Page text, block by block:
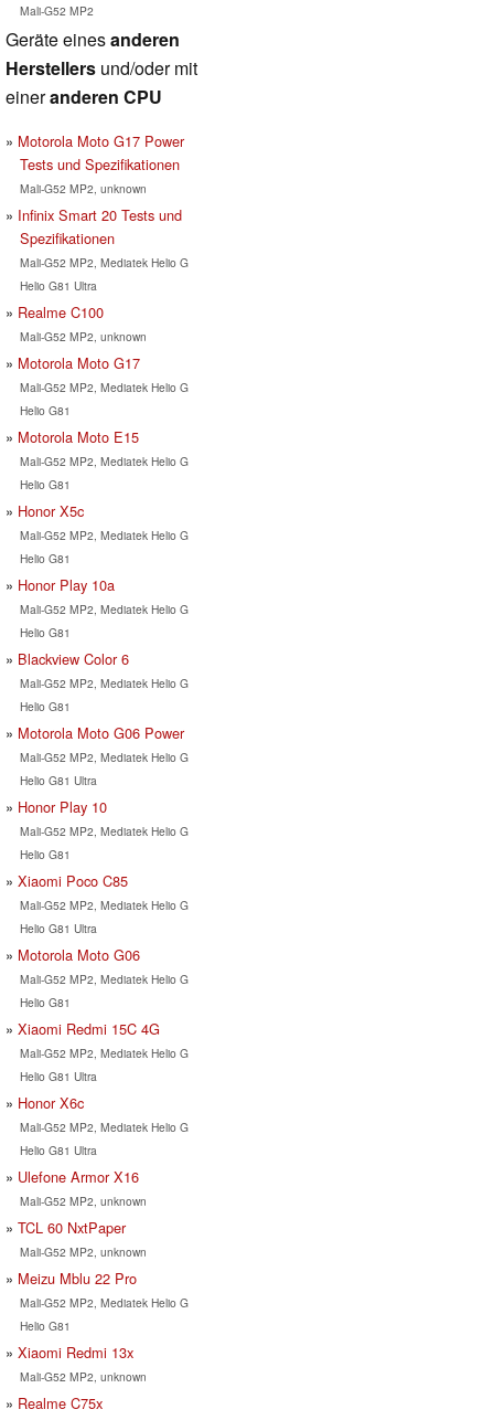
Mali-G52 MP2
Geräte einesanderen
Herstellers und/oder mit
eineranderen CPU
Motorola Moto G17 Power
Tests und Spezifikationen
Mali-G52 MP2, unknown
Infinix Smart 20 Tests und
Spezifikationen
Mali-G52 MP2, Mediatek Helio G
Helio G81 Ultra
Realme C100
Mali-G52 MP2, unknown
Motorola Moto G17
Mali-G52 MP2, Mediatek Helio G
Helio G81
Motorola Moto E15
Mali-G52 MP2, Mediatek Helio G
Helio G81
Honor X5c
Mali-G52 MP2, Mediatek Helio G
Helio G81
Honor Play 10a
Mali-G52 MP2, Mediatek Helio G
Helio G81
Blackview Color 6
Mali-G52 MP2, Mediatek Helio G
Helio G81
Motorola Moto G06 Power
Mali-G52 MP2, Mediatek Helio G
Helio G81 Ultra
Honor Play 10
Mali-G52 MP2, Mediatek Helio G
Helio G81
Xiaomi Poco C85
Mali-G52 MP2, Mediatek Helio G
Helio G81 Ultra
Motorola Moto G06
Mali-G52 MP2, Mediatek Helio G
Helio G81
Xiaomi Redmi 15C 4G
Mali-G52 MP2, Mediatek Helio G
Helio G81 Ultra
Honor X6c
Mali-G52 MP2, Mediatek Helio G
Helio G81 Ultra
Ulefone Armor X16
Mali-G52 MP2, unknown
TCL 60 NxtPaper
Mali-G52 MP2, unknown
Meizu Mblu 22 Pro
Mali-G52 MP2, Mediatek Helio G
Helio G81
Xiaomi Redmi 13x
Mali-G52 MP2, unknown
Realme C75x